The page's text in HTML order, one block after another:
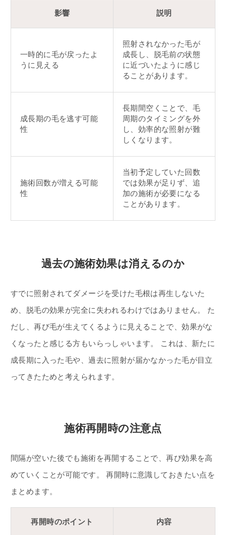
影響 説明
一時的に毛が戻ったよ
うに見える
照射されなかった毛が
成長し、脱毛前の状態
に近づいたように感じ
ることがあります。
成長期の毛を逃す可能
性
長期間空くことで、毛
周期のタイミングを外
し、効率的な照射が難
しくなります。
施術回数が増える可能
性
当初予定していた回数
では効果が足りず、追
加の施術が必要になる
ことがあります。
過去の施術効果は消えるのか
すでに照射されてダメージを受けた毛根は再生しないた
め、脱毛の効果が完全に失われるわけではありません。 た
だし、再び毛が生えてくるように見えることで、効果がな
くなったと感じる方もいらっしゃいます。 これは、新たに
成長期に入った毛や、過去に照射が届かなかった毛が目立
ってきたためと考えられます。
施術再開時の注意点
間隔が空いた後でも施術を再開することで、再び効果を高
めていくことが可能です。 再開時に意識しておきたい点を
まとめます。
再開時のポイント 内容